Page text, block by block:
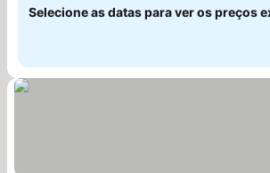
Selecione as datas para ver os preços